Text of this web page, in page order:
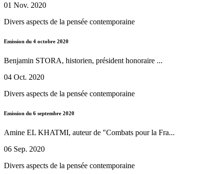
01 Nov. 2020
Divers aspects de la pensée contemporaine
Emission du 4 octobre 2020
Benjamin STORA, historien, président honoraire ...
04 Oct. 2020
Divers aspects de la pensée contemporaine
Emission du 6 septembre 2020
Amine EL KHATMI, auteur de "Combats pour la Fra...
06 Sep. 2020
Divers aspects de la pensée contemporaine